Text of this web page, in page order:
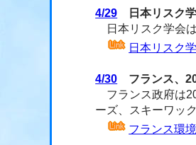
4/29 日本リスク
日本リスク学会
日本リスク
4/30 フランス、
フランス政府は
ーズ、スキーワッ
フランス環